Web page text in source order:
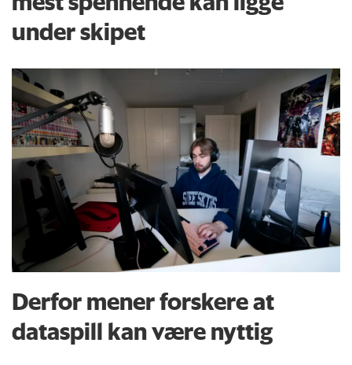
under skipet
Derfor mener forskere at
dataspill kan være nyttig